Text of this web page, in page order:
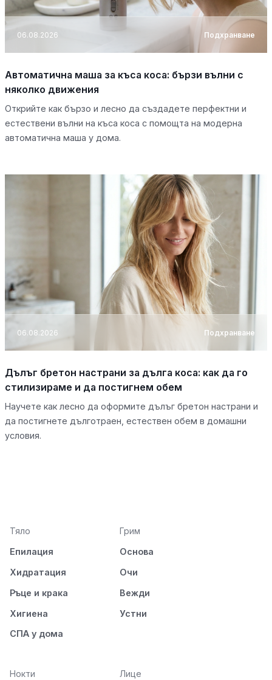
06.08.2026 Подхранване
Автоматична маша за къса коса: бързи вълни с
няколко движения
Открийте как бързо и лесно да създадете перфектни и
естествени вълни на къса коса с помощта на модерна
автоматична маша у дома.
06.08.2026 Подхранване
Дълъг бретон настрани за дълга коса: как да го
стилизираме и да постигнем обем
Научете как лесно да оформите дълъг бретон настрани и
да постигнете дълготраен, естествен обем в домашни
условия.
Тяло
Епилация
Хидратация
Ръце и крака
Хигиена
СПА у дома
Грим
Основа
Очи
Вежди
Устни
Нокти
Лице